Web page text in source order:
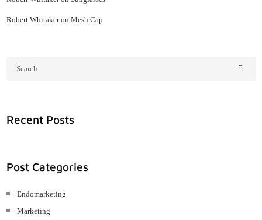
Robert Whitakeron Mesh Cap
Recent Posts
Post Categories
Endomarketing
Marketing